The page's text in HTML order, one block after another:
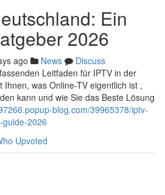
Ein
2026
ago News
Discuss
Leitfaden für IPTV in der
Ihnen, was Online-TV eigentlich ist ,
kann und wie Sie das Beste Lösung
blog.com/39965378/iptv-
guide-2026
Upvoted